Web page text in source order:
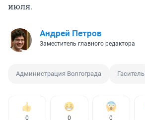
июля.
Андрей Петров
Заместитель главного редактора
Администрация Волгограда Гаситель
0 0 0